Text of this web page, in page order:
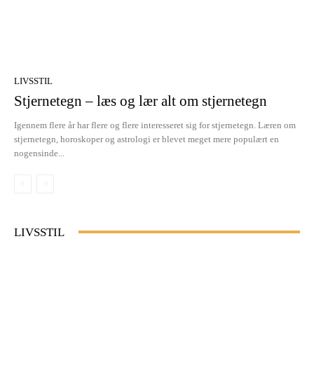
LIVSSTIL
Stjernetegn – læs og lær alt om stjernetegn
Igennem flere år har flere og flere interesseret sig for stjernetegn. Læren om
stjernetegn, horoskoper og astrologi er blevet meget mere populært en
nogensinde...
LIVSSTIL